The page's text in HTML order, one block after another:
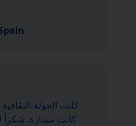
كانت الجولة
كانت ممتازة. شكراً